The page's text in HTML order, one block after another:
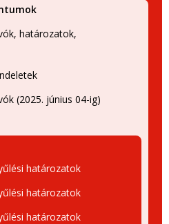
határozatok,
(2025. június 04-ig)
határozatok
határozatok
határozatok